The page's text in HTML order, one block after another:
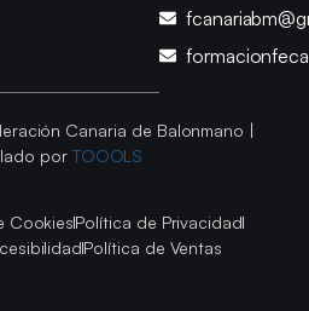
Canaria de Balonmano |
por TOOOLS
CookiesPolítica de Privacidad
Política de Ventas